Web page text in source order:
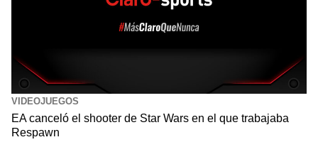
VIDEOJUEGOS
EA canceló el shooter de Star Wars en el que trabajaba
Respawn